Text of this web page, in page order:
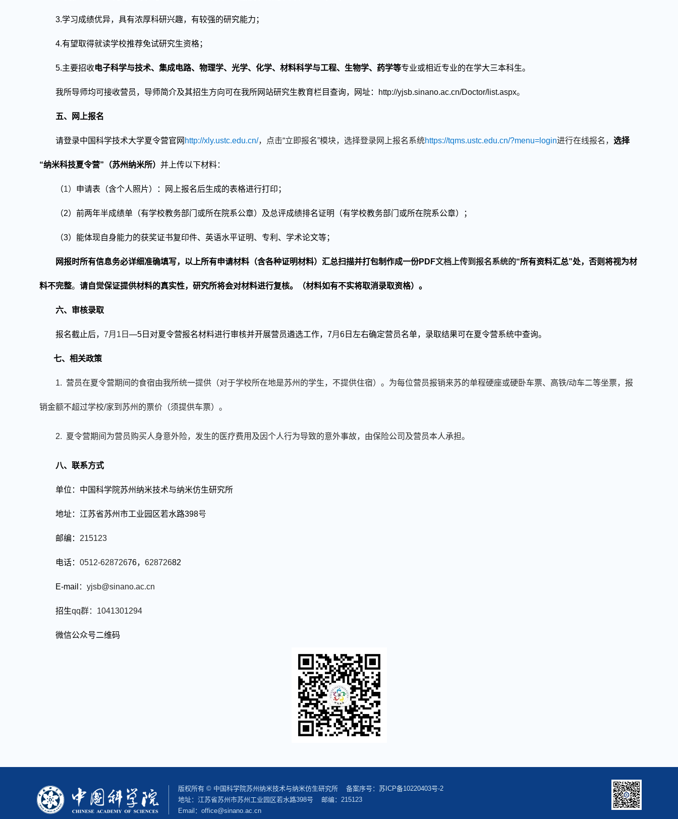
3.学习成绩优异，具有浓厚科研兴趣，有较强的研究能力；
4.有望取得就读学校推荐免试研究生资格；
5.主要招收电子科学与技术、 集成电路、 物理学、 光学、 化学、材料科学与工程、生物学、药学等专业或相近专业的在学大三本科生。
我所导师均可接收营员，导师简介及其招生方向可在我所网站研究生教育栏目查询，网址： http://yjsb.sinano.ac.cn/Doctor/list.aspx。
五、 网上报名
请登录中国科学技术大学夏令营官网 http://xly.ustc.edu.cn/，点击“立即报名”模块，选择登录网上报名系统https://tqms.ustc.edu.cn/?menu=login进行在线报名， 选择
“纳米科技夏令营”（苏州纳米所） 并上传以下材料：
（1） 申请表（含个人照片）： 网上报名后生成的表格进行打印；
（2）前两年半成绩单（有学校教务部门或所在院系公章） 及总评成绩排名证明（有学校教务部门或所在院系公章）；
（3）能体现自身能力的获奖证书复印件、英语水平证明、 专利、 学术论文等；
网报时所有信息务必详细准确填写，以上所有申请材料 （含各种证明材料）汇总扫描并打包制作成一份PDF文档上传到报名系统的“所有资料汇总”处，否则将视为材
料不完整。 请自觉保证提供材料的真实性，研究所将会对材料进行复核。（材料如有不实将取消录取资格）。
六、 审核录取
报名截止后， 7月 1 日 —5 日对夏令营报名材料进行审核并开展营员遴选工作， 7月 6 日左右确定营员名单， 录取结果可在夏令营系统中查询。
七、相关政策
1. 营员在夏令营期间的食宿由我所统一提供（对于学校所在地是苏州的学生，不提供住宿）。为每位营员报销来苏的单程硬座或硬卧车票、高铁/动车二等坐票，报
销金额不超过学校/家到苏州的票价（须提供车票）。
2. 夏令营期间为营员购买人身意外险，发生的医疗费用及因个人行为导致的意外事故，由保险公司及营员本人承担。
八、联系方式
单位：中国科学院苏州纳米技术与纳米仿生研究所
地址： 江苏省苏州市工业园区若水路398号
邮编： 215123
电话： 0512-62872676， 62872682
E-mail ： yjsb@sinano.ac.cn
招生qq群： 1041301294
微信公众号二维码
版权所有 © 中国科学院苏州纳米技术与纳米仿生研究所 备案序号： 苏ICP备10220403号-2
地址：江苏省苏州市苏州工业园区若水路398号 邮编：215123
Email：office@sinano.ac.cn